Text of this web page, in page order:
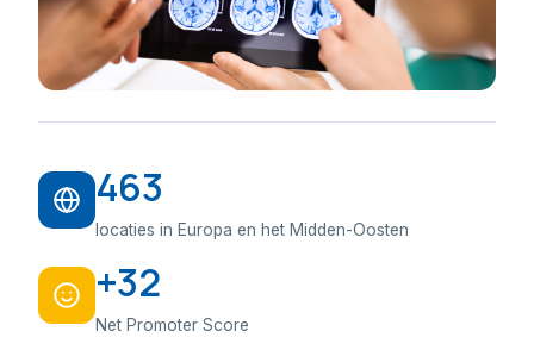
463
locaties in Europa en het Midden-Oosten
+32
Net Promoter Score